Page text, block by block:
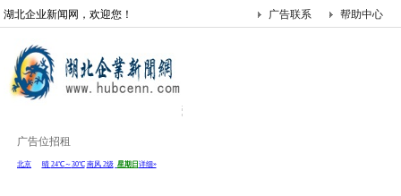
湖北企业新闻网，欢迎您！ 帮助中心
广告联系
广告位招租